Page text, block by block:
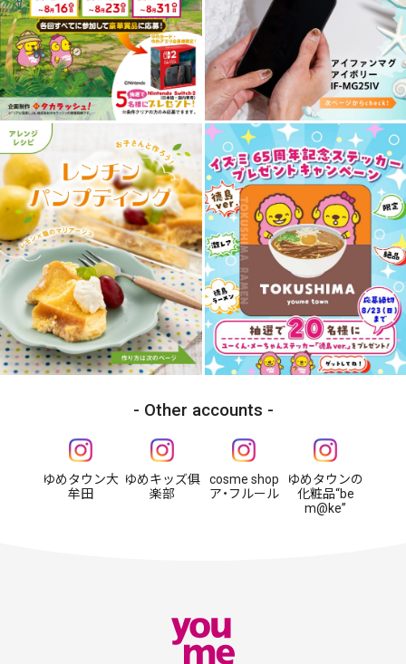
Other accounts
ゆめタウン大
牟田
ゆめキッズ俱
楽部
cosme shop
ア・フルール
ゆめタウンの
化粧品“be
m@ke”